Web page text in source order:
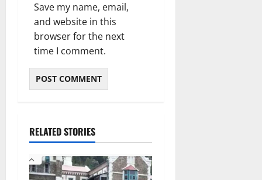
Save my name, email,
and website in this
browser for the next
time I comment.
RELATED STORIES